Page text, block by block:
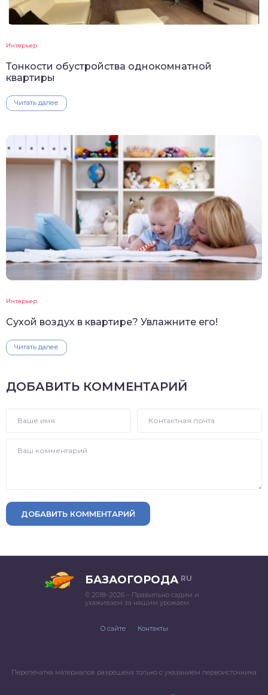
Интерьер
Тонкости обустройства однокомнатной
квартиры
Читать далее
Интерьер
Сухой воздух в квартире? Увлажните его!
Читать далее
ДОБАВИТЬ КОММЕНТАРИЙ
ДОБАВИТЬ КОММЕНТАРИЙ
БАЗАОГОРОДА RU
© 2018–2026 – Правильно садим и
ухаживаем за нашим урожаем.
О сайте Контакты
Перепечатка материалов разрешена только с указанием первоисточника